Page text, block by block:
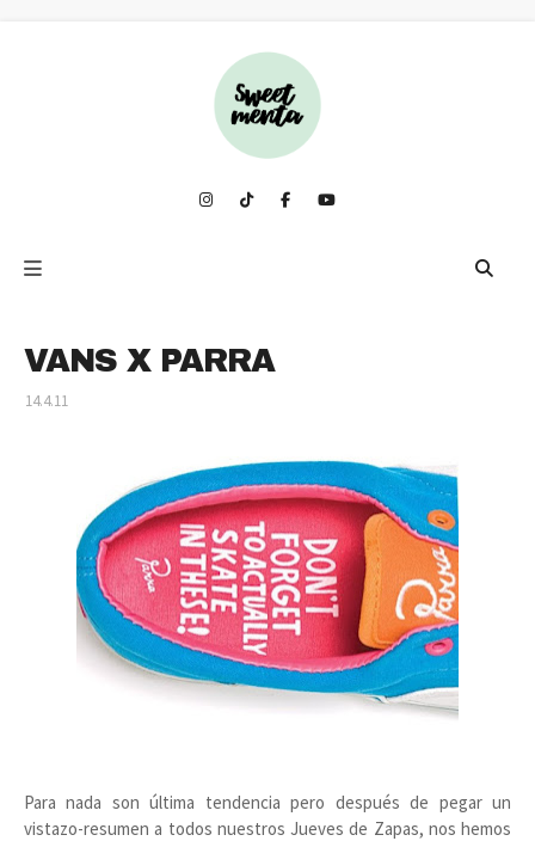
VANS X PARRA
14.4.11
Para nada son última tendencia pero después de pegar un
vistazo-resumen a todos nuestros Jueves de Zapas, nos hemos